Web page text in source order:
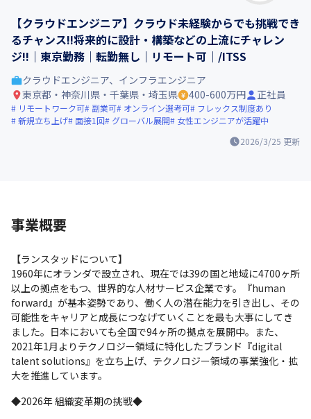
【クラウドエンジニア】クラウド未経験からでも挑戦でき
るチャンス!!将来的に設計・構築などの上流にチャレン
ジ!!｜東京勤務｜転勤無し｜リモート可｜/ITSS
2026/3/25 更新
クラウドエンジニア、インフラエンジニア
東京都・神奈川県・千葉県・埼玉県
400-600万円 正社員
リモートワーク可 副業可 オンライン選考可
フレックス制度あり
新規立ち上げ
面接1回 グローバル展開 女性エンジニアが活躍中
事業概要
【ランスタッドについて】
1960年にオランダで設立され、現在では39の国と地域に4700ヶ所
以上の拠点をもつ、世界的な人材サービス企業です。『human
forward』が基本姿勢であり、働く人の潜在能力を引き出し、その
可能性をキャリアと成長につなげていくことを最も大事にしてき
ました。日本においても全国で94ヶ所の拠点を展開中。また、
2021年1月よりテクノロジー領域に特化したブランド『digital
talent solutions』を立ち上げ、テクノロジー領域の事業強化・拡
大を推進しています。
◆2026年 組織変革期の挑戦◆